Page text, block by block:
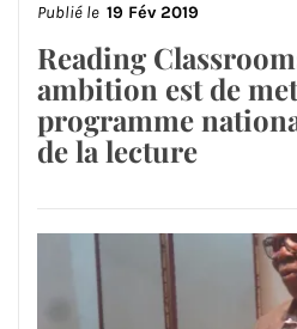
Publié le 19 Fév 2019
Reading
ambition est de
programme
de la lecture